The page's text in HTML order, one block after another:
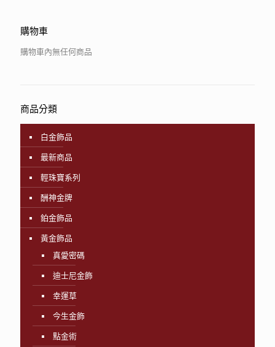
購物車
購物車內無任何商品
商品分類
白金飾品
最新商品
輕珠寶系列
酬神金牌
鉑金飾品
黃金飾品
真愛密碼
迪士尼金飾
幸運草
今生金飾
點金術